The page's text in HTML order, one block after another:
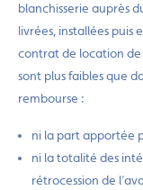
blanchisserie auprès
livrées, installées puis
contrat de location de
sont plus faibles que
rembourse :
ni la part apportée
ni la totalité des
rétrocession de